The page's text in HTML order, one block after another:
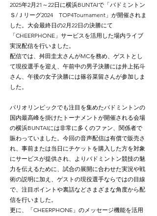
2025年2月21～22日に横浜BUNTAIで「バドミントン
Ｓ/Ｊリーグ2024 TOP4Tournament」が開催されま
した。大会最終日の2月22日の決勝にて
「CHEERPHONE」サービスを活用した場内ライブ
実況配信を行いました。
配信では、舛田圭太さんがMCを務め、ゲストとし
て現役選手を迎え、午前中の男子決勝には井上拓斗
さん、午後の女子決勝には篠谷菜留さんが参加しま
した。
パリオリンピックでも注目を集めたバドミントンの
国内最高峰を掛けたトーナメントが開催される会場
の横浜BUNTAIには非常に多くのファン、関係者で
賑わっていました。今回の音声配信は有償で販売さ
れ、事前または当日にチケットを購入した方を対象
にサービスが提供され、よりバドミントン競技の魅
力を伝えるために、試合の展開に合わせた実況や戦
術の説明に加え、ゲストの現役選手ならではの目線
で、注目ポイントや裏話などさまざまな角度から配
信を行いました。
更に、「CHEERPHONE」のメッセージ機能を活用